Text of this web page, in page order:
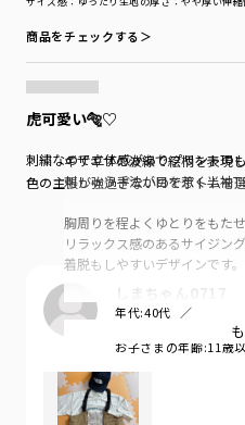
商品をチェックする＞
虎可愛い🐅♡
刺繍なので立体感がありプリントの
色の主張が強過ぎないのでボトムを
年代:40代
男の子
お子さまの年齢:11歳
ギザギザの波線で絵柄を表現
刺しゅう手法が目を惹く半袖T
胸周りを程よくゆとりをもた
リラックス感のあるサイジング
着脱もしやすいデザインです。
デニムやペインターパンツなど
カジュアルスタイルにおすす
これ一枚で存在感のあるスタ
■素材
無地部分:綿100%